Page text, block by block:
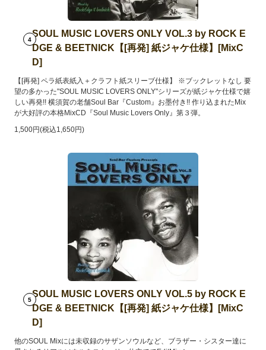
4
SOUL MUSIC LOVERS ONLY VOL.3 by ROCK E
DGE & BEETNICK【[再発] 紙ジャケ仕様】[MixC
D]
【[再発] ペラ紙表紙入＋クラフト紙スリーブ仕様】 ※ブックレットなし 要
望の多かった"SOUL MUSIC LOVERS ONLY"シリーズが紙ジャケ仕様で嬉
しい再発!! 横須賀の老舗Soul Bar『Custom』お墨付き!! 作り込まれたMix
が大好評の本格MixCD『Soul Music Lovers Only』第３弾。
1,500円(税込1,650円)
5
SOUL MUSIC LOVERS ONLY VOL.5 by ROCK E
DGE & BEETNICK【[再発] 紙ジャケ仕様】[MixC
D]
他のSOUL Mixには未収録のサザンソウルなど、ブラザー・シスター達に